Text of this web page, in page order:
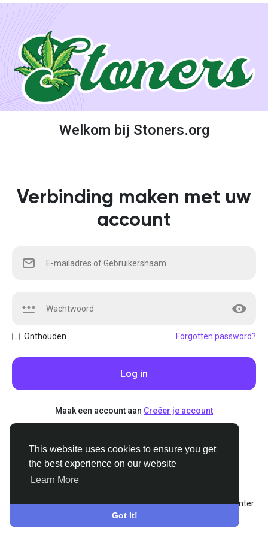
This website uses cookies to ensure you get
the best experience on our website
Learn More
Got It!
Welkom bij Stoners.org
Verbinding maken met uw
account
Onthouden Forgotten password?
Log in
Maak een account aan Creëer je account
About•Voorwaarden•Privacy•Contact Us•Support Center